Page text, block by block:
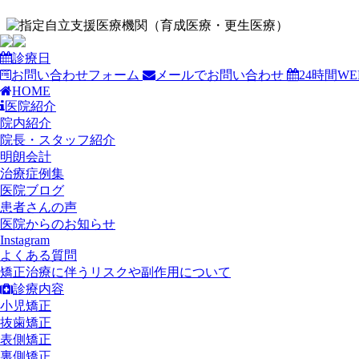
診療日
お問い合わせフォーム
メールでお問い合わせ
24時間
HOME
医院紹介
院内紹介
院長・スタッフ紹介
明朗会計
治療症例集
医院ブログ
患者さんの声
医院からのお知らせ
Instagram
よくある質問
矯正治療に伴うリスクや副作用について
診療内容
小児矯正
抜歯矯正
表側矯正
裏側矯正